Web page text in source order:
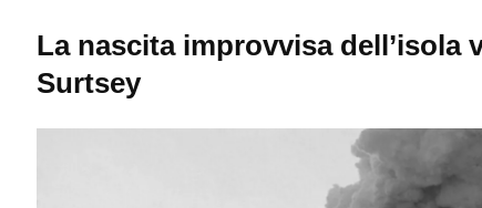
La nascita improvvisa dell’isola
Surtsey